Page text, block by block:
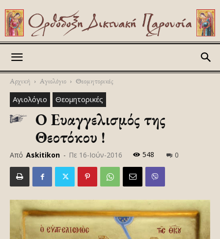
Αρχική Αγιολόγιο Θεομητορικές
Αγιολόγιο Θεομητορικές
Ο Ευαγγελισμός της
Θεοτόκου !
Από Askitikon - Πε 16-Ιούν-2016 548 0